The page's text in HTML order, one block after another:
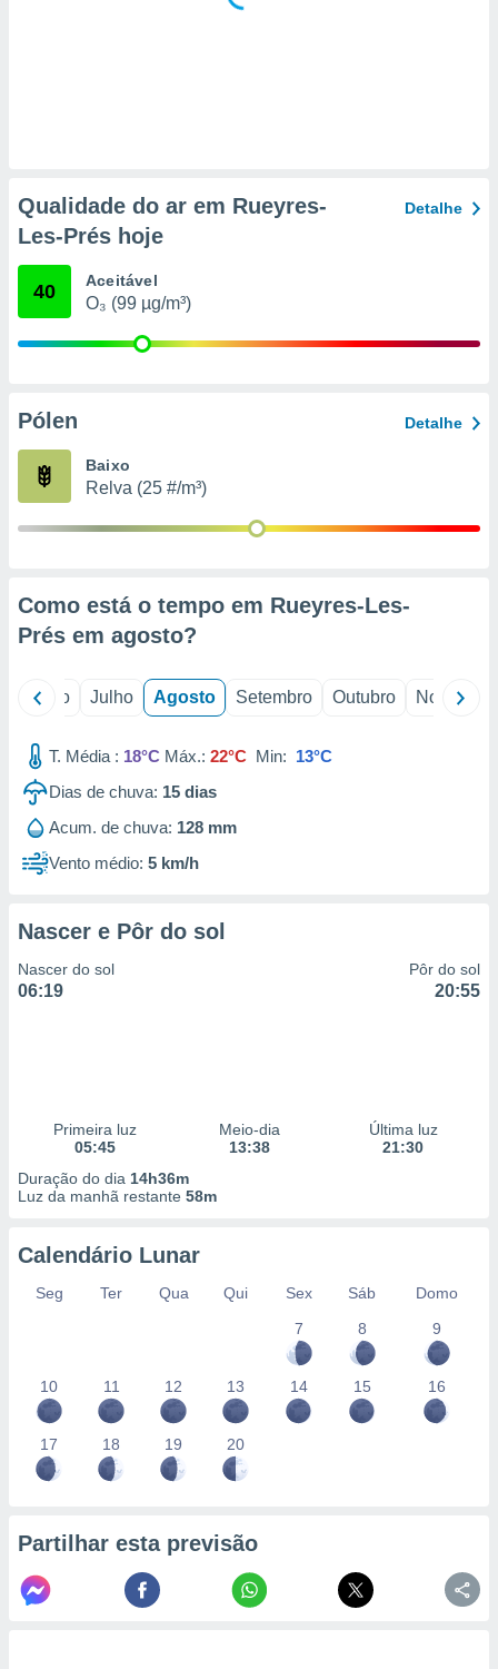
medir
da
medir o
dos
de
fontes,
dados
através
estudos
de
Qualidade do ar em Rueyres-
Les-Prés hoje
Detalhe
40 Aceitável
O₃ (99 µg/m³)
Pólen Detalhe
Baixo
Relva (25 #/m³)
Como está o tempo em Rueyres-Les-
Prés em agosto?
Junho Julho Agosto Setembro Outubro Novembro
T. Média : 18°C Máx.: 22°C Min: 13°C
Dias de chuva: 15 dias
Acum. de chuva: 128 mm
Vento médio: 5 km/h
Nascer e Pôr do sol
Nascer do sol
06:19
Pôr do sol
20:55
Primeira luz
05:45
Meio-dia
13:38
Última luz
21:30
Duração do dia 14h36m
Luz da manhã restante 58m
Calendário Lunar
Seg Ter Qua Qui Sex Sáb
Domo
7
8 9
10 11 12 13 14 15 16
17 18 19 20
Partilhar esta previsão